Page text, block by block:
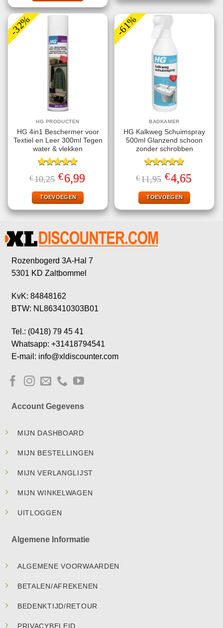
-32%
HG PRODUCTEN
HG 4in1 Beschermer voor
Textiel en Leer 300ml Tegen
water & vlekken
Gewaardeerd
4.75uit 5
€10,25 Oorspronkelijke
prijs
was:
€10,25.
€6,99Huidige
prijs
TOEVOEGEN
-61%
BADKAMER
HG Kalkweg Schuimspray
500ml Glanzend schoon
zonder schrobben
Gewaardeerd
4.80uit 5
€11,95 Oorspronkelijke
prijs
was:
€11,95.
€4,65prijs
TOEVOEGEN
Rozenbogerd 3A-Hal 7
5301 KD Zaltbommel
KvK: 84848162
BTW: NL863410303B01
Tel.: (0418) 79 45 41
Whatsapp: +31418794541
E-mail: info@xldiscounter.com
Account Gegevens
MIJN DASHBOARD
MIJN BESTELLINGEN
MIJN VERLANGLIJST
MIJN WINKELWAGEN
UITLOGGEN
Algemene Informatie
ALGEMENE VOORWAARDEN
BETALEN/AFREKENEN
BEDENKTIJD/RETOUR
PRIVACYBELEID